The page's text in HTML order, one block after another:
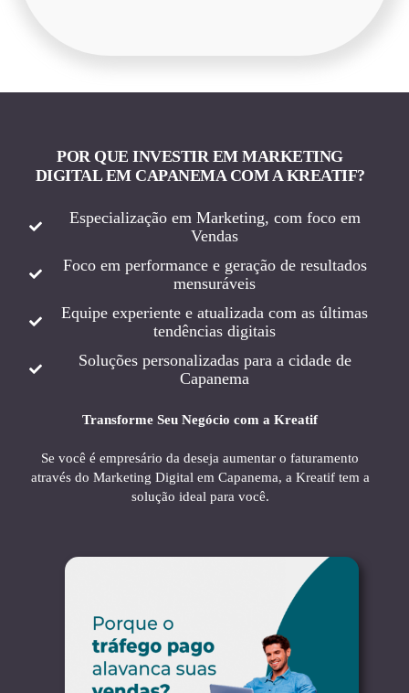
POR QUE INVESTIR EM MARKETING
DIGITAL EM CAPANEMA COM A KREATIF?
Especialização em Marketing, com foco em
Vendas
Foco em performance e geração de resultados
mensuráveis
Equipe experiente e atualizada com as últimas
tendências digitais
Soluções personalizadas para a cidade de
Capanema
Transforme Seu Negócio com a Kreatif
Se você é empresário da deseja aumentar o faturamento
através do Marketing Digital em Capanema, a Kreatif tem a
solução ideal para você.